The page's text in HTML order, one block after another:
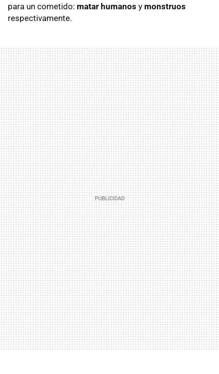
para un cometido: matar humanos y monstruos
respectivamente.